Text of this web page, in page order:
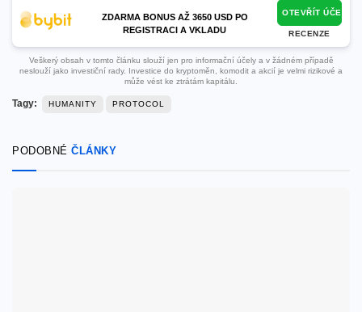
ZDARMA BONUS AŽ 3650 USD PO
REGISTRACI A VKLADU
OTEVŘÍT ÚČET
RECENZE
Veškerý obsah v tomto článku slouží jen pro informační účely a v žádném případě
neslouží jako investiční rady. Investice do kryptoměn, komodit a akcií je velmi rizikové a
může vést ke ztrátám kapitálu.
Tagy: HUMANITY PROTOCOL
PODOBNÉ ČLÁNKY